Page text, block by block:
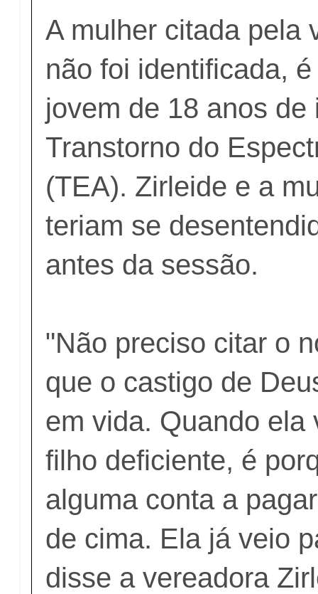
A mulher citada pela
não foi identificada,
jovem de 18 anos de
Transtorno do
(TEA). Zirleide e a
teriam se
antes da sessão.
"Não preciso citar o
que o castigo de
em vida. Quando ela
filho deficiente, é
alguma conta a
de cima. Ela já veio
disse a vereadora